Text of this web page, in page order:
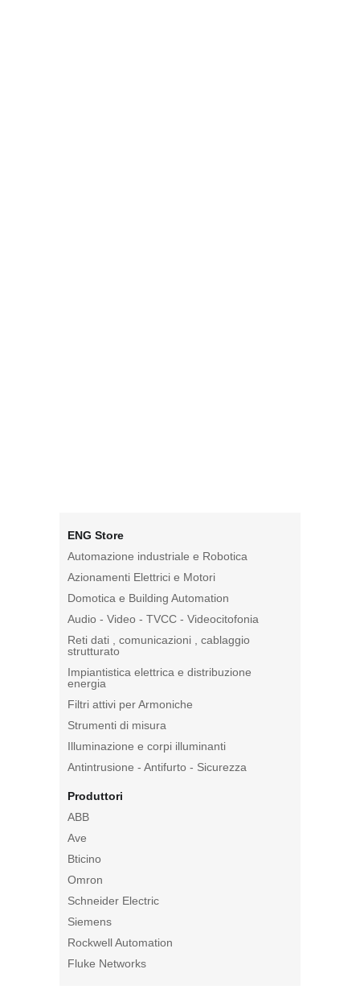
ENG Store
Automazione industriale e Robotica
Azionamenti Elettrici e Motori
Domotica e Building Automation
Audio - Video - TVCC - Videocitofonia
Reti dati , comunicazioni , cablaggio
strutturato
Impiantistica elettrica e distribuzione
energia
Filtri attivi per Armoniche
Strumenti di misura
Illuminazione e corpi illuminanti
Antintrusione - Antifurto - Sicurezza
Produttori
ABB
Ave
Bticino
Omron
Schneider Electric
Siemens
Rockwell Automation
Fluke Networks